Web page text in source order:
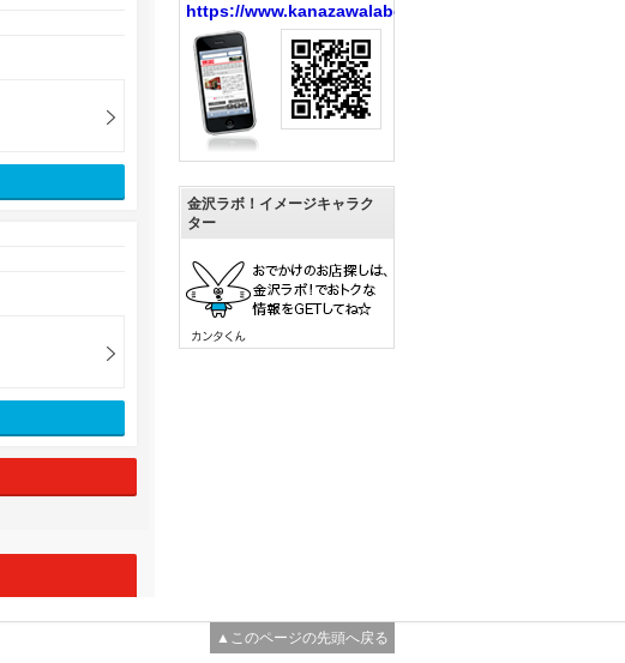
https://www.kanazawalabo.net/
金沢ラボ！イメージキャラク
ター
▲このページの先頭へ戻る